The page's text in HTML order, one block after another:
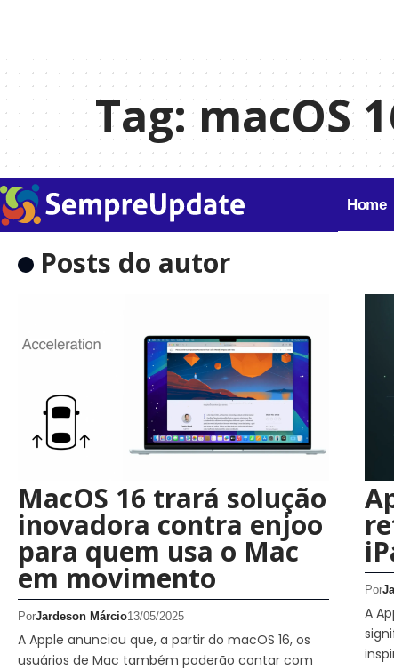
Tag:macOS
Home
Posts do autor
MacOS 16 trará solução
inovadora contra enjoo
para quem usa o Mac
em movimento
PorJardeson Márcio13/05/2025
A Apple anunciou que, a partir do macOS 16, os
usuários de Mac também poderão contar com
Por
A